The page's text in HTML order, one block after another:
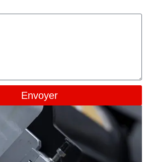
Envoyer